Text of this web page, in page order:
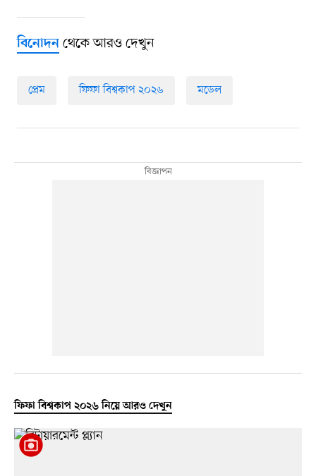
বিনোদনথেকে আরও দেখুন
প্রেম ফিফা বিশ্বকাপ ২০২৬ মডেল
ফিফা বিশ্বকাপ ২০২৬ নিয়ে আরও দেখুন